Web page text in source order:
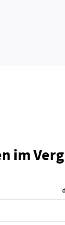
im